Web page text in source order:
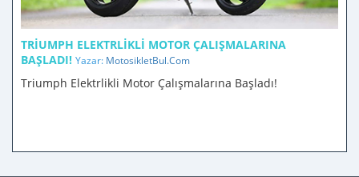
TRIUMPH ELEKTRLIKLI MOTOR ÇALIŞMALARINA
BAŞLADI! Yazar: MotosikletBul.Com
Triumph Elektrlikli Motor Çalışmalarına Başladı!